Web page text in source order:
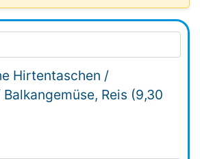
Hirtentaschen /
Reis (9,30